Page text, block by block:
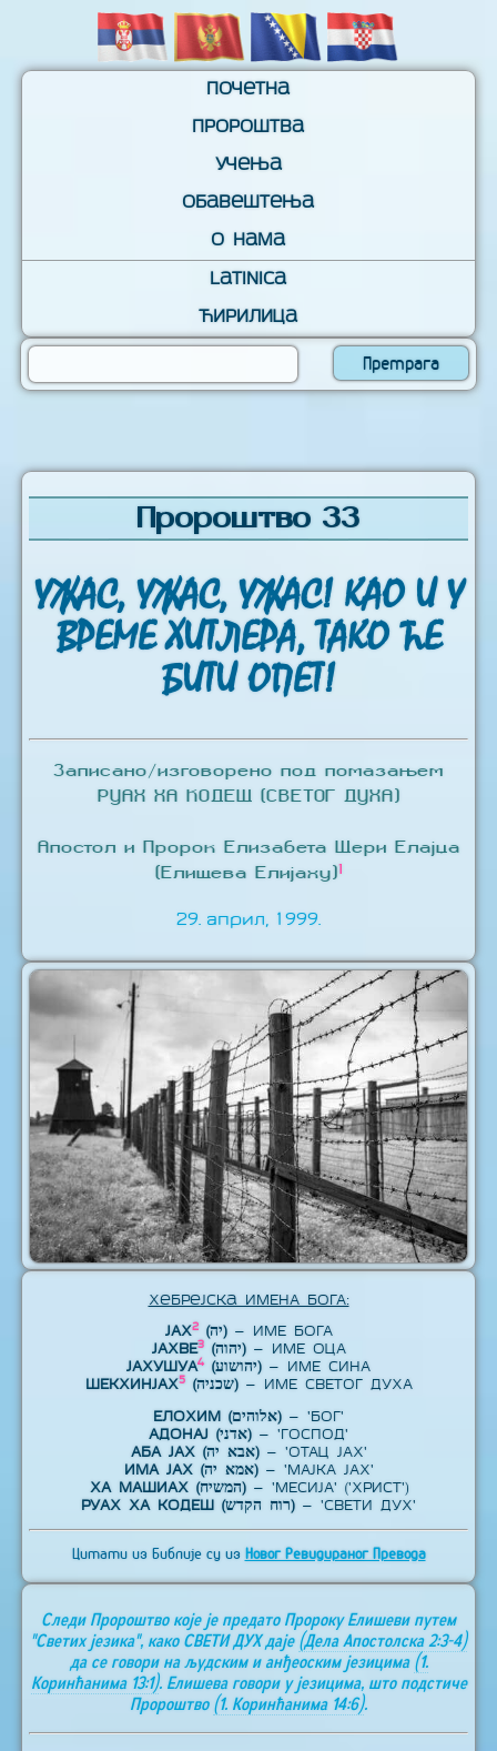
Почетна
Пророштва
Учења
Обавештења
О нама
Latinica
Ћирилица
Пророштво 33
УЖАС, УЖАС, УЖАС! КАО И У
ВРЕМЕ ХИТЛЕРА, ТАКО ЋЕ
БИТИ ОПЕТ!
Записано/изговорено под помазањем
РУАХ ХА КОДЕШ (СВЕТОГ ДУХА)
Апостол и Пророк Елизабета Шери Елајџа
(Елишева Елијаху)1
29. април, 1999.
Хебрејска ИМЕНА БОГА:
ЈАХ2 (יה)– ИМЕ БОГА
ЈАХВЕ3 (יהוה)– ИМЕ ОЦА
ЈАХУШУА4 (יהושוע)– ИМЕ СИНА
ШЕКХИНЈАХ5 (שכניה)– ИМЕ СВЕТОГ ДУХА
ЕЛОХИМ (אלוהים)– 'БОГ'
АДОНАЈ (אדני)– 'ГОСПОД'
АБА ЈАХ (אבא יה)– 'ОТАЦ ЈАХ'
ИМА ЈАХ (אמא יה)– 'МАЈКА ЈАХ'
ХА МАШИАХ (המשיח)– 'МЕСИЈА' ('ХРИСТ')
РУАХ ХА КОДЕШ (רוח הקדש)– 'СВЕТИ ДУХ'
Цитати из Библије су из Новог Ревидираног Превода
Следи Пророштво које је предато Пророку Елишеви путем
"Светих језика", како СВЕТИ ДУХ даје (Дела Апостолска 2:3-4)
да се говори на људским и анђеоским језицима (1.
Коринћанима 13:1). Елишева говори у језицима, што подстиче
Пророштво (1. Коринћанима 14:6).